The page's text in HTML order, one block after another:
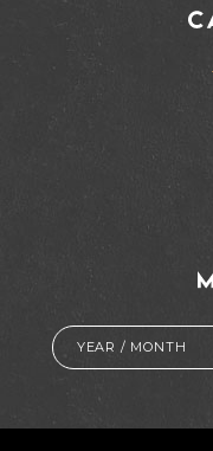
YEAR / MONTH